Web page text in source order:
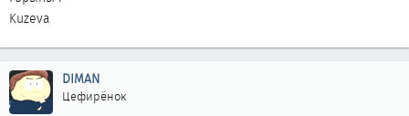
Kuzeva
DIMAN
Цефирёнок